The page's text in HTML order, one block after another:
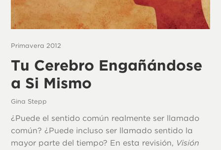
Primavera 2012
Tu Cerebro Engañándose
a Si Mismo
Gina Stepp
¿Puede el sentido común realmente ser llamado
común? ¿Puede incluso ser llamado sentido la
mayor parte del tiempo? En esta revisión, Visión